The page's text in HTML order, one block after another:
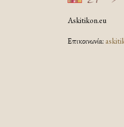
Askitikon.eu
Επικοινωνία: